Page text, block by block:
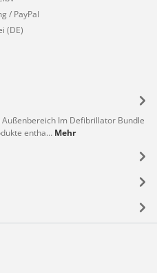
/ PayPal
(DE)
Im Defibrillator Bundle
entha… Mehr